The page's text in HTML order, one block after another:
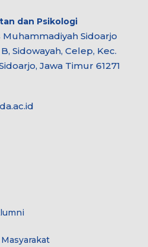
dan Psikologi
Muhammadiyah Sidoarjo
Sidowayah, Celep, Kec.
Jawa Timur 61271